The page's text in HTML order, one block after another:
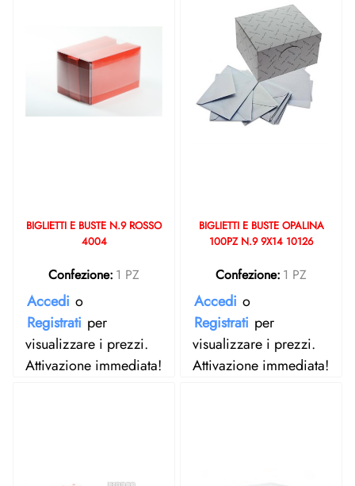
BIGLIETTI E BUSTE N.9 ROSSO
4004
Confezione: 1 PZ
Accedi o
Registrati per
visualizzare i prezzi.
Attivazione immediata!
BIGLIETTI E BUSTE OPALINA
100PZ N.9 9X14 10126
Confezione: 1 PZ
Accedi o
Registrati per
visualizzare i prezzi.
Attivazione immediata!